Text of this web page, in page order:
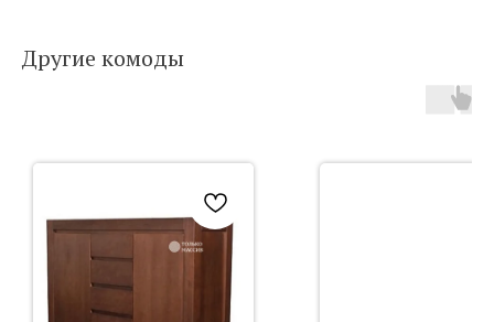
Другие комоды